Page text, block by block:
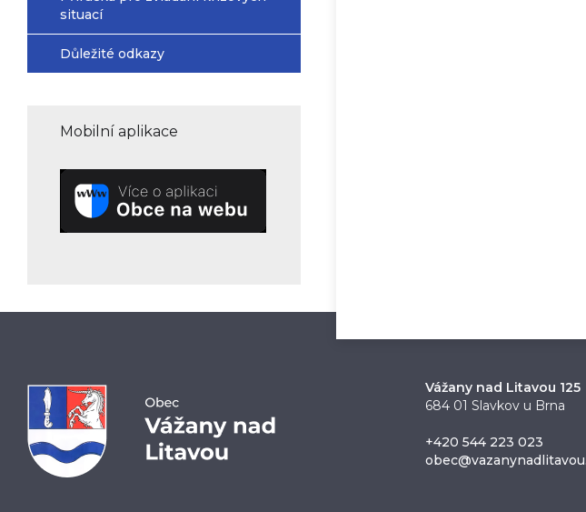
situací
Důležité odkazy
Mobilní aplikace
Vážany nad Litavou 125
684 01 Slavkov u Brna
+420 544 223 023